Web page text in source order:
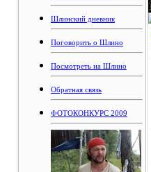
Шлинский дневник
Поговорить о Шлино
Посмотреть на Шлино
Обратная связь
ФОТОКОНКУРС 2009